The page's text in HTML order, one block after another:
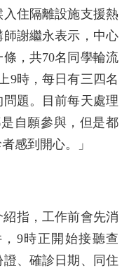
住隔離設施支援熱
謝繼永表示，中心
，共70名同學輪流
9時，每日有三四名
題。目前每天處理
自願參與，但是都
感到開心。」
指，工作前會先消
9時正開始接聽查
、確診日期、同住